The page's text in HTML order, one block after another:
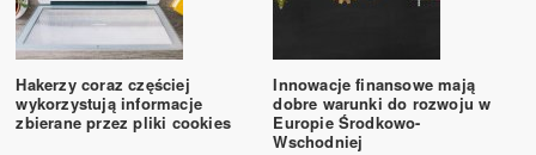
Hakerzy coraz częściej
wykorzystują informacje
zbierane przez pliki cookies
Innowacje finansowe mają
dobre warunki do rozwoju w
Europie Środkowo-
Wschodniej